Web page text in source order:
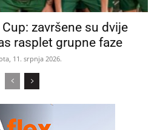
završene su dvije
rasplet grupne faze
11. srpnja 2026.